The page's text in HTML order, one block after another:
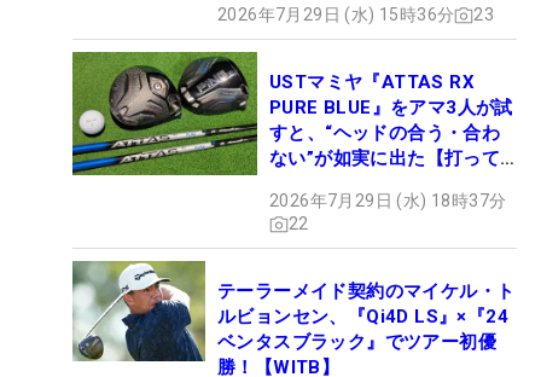
2026年7月29日 (水) 15時36分 23
USTマミヤ『ATTAS RX
PURE BLUE』をアマ3人が試
すと、“ヘッドの合う・合わ
ない”が如実に出た【打って
2026年7月29日 (水) 18時37分
22
テーラーメイド契約のマイケル・ト
ルビョンセン、『Qi4D LS』×『24
ベンタスブラック』でツアー初優
勝！【WITB】